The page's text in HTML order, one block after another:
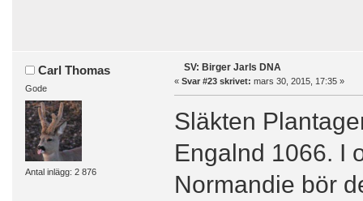
Carl Thomas
Gode
Antal inlägg: 2 876
SV: Birger Jarls DNA
« Svar #23 skrivet: mars 30, 2015, 17:35 »
Släkten
Engalnd 1066. I
Normandie bör